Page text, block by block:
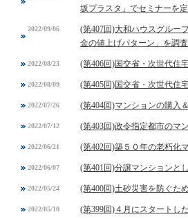
坂プラスタ」でセミナーを
2022/09/06
(第407回)大和ハウスグルー
金の値上げパターン」を調査
2022/08/23 (第406回)国交省・次世代住
2022/08/09 (第405回)国交省・次世代住
2022/07/26 (第404回)マンションの購入
2022/07/12 (第403回)政令指定都市のマ
2022/06/21 (第402回)築５０年の老朽化
2022/06/07 (第401回)分譲マンションと
2022/05/24 (第400回)土砂災害を防ぐた
2022/05/10 (第399回)４月にスタートし